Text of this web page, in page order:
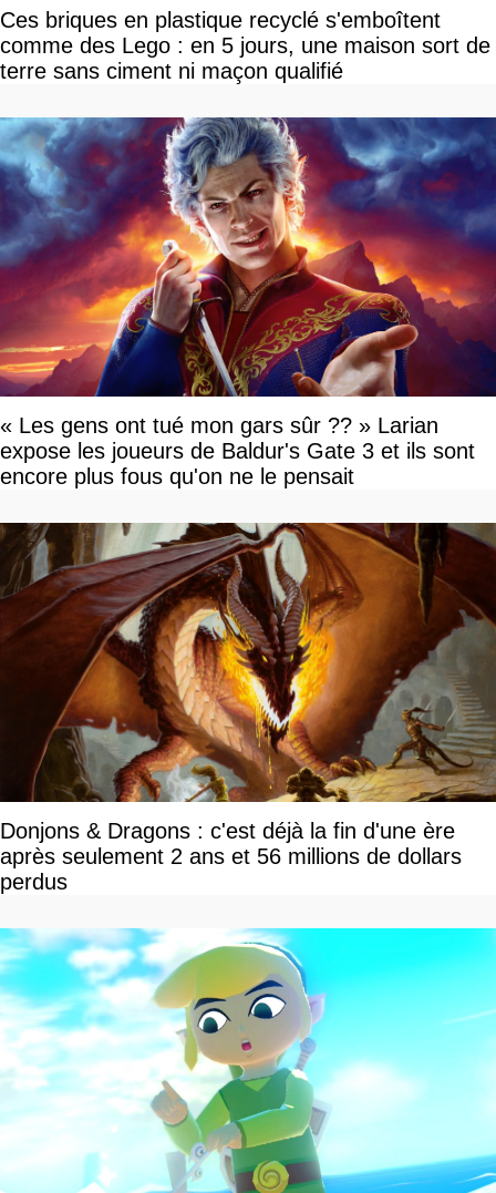
Ces briques en plastique recyclé s'emboîtent
comme des Lego : en 5 jours, une maison sort de
terre sans ciment ni maçon qualifié
« Les gens ont tué mon gars sûr ?? » Larian
expose les joueurs de Baldur's Gate 3 et ils sont
encore plus fous qu'on ne le pensait
Donjons & Dragons : c'est déjà la fin d'une ère
après seulement 2 ans et 56 millions de dollars
perdus